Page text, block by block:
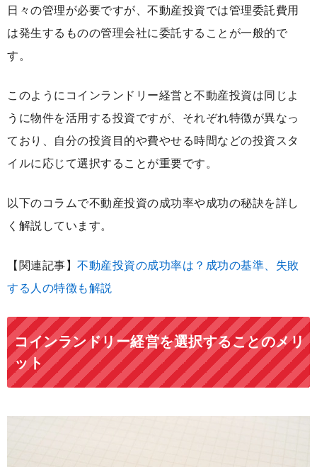
日々の管理が必要ですが、不動産投資では管理委託費用
は発生するものの管理会社に委託することが一般的で
す。
このようにコインランドリー経営と不動産投資は同じよ
うに物件を活用する投資ですが、それぞれ特徴が異なっ
ており、自分の投資目的や費やせる時間などの投資スタ
イルに応じて選択することが重要です。
以下のコラムで不動産投資の成功率や成功の秘訣を詳し
く解説しています。
【関連記事】 不動産投資の成功率は？成功の基準、失敗
する人の特徴も解説
コインランドリー経営を選択することのメリ
ット